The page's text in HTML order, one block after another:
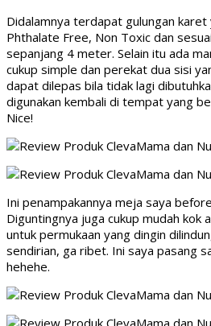
Didalamnya terdapat gulungan karet
Phthalate Free, Non Toxic dan
sepanjang 4 meter. Selain itu ada
cukup simple dan perekat dua sisi
dapat dilepas bila tidak lagi
digunakan kembali di tempat yang
Nice!
Ini penampakannya meja saya
Diguntingnya juga cukup mudah kok
untuk permukaan yang dingin
sendirian, ga ribet. Ini saya pasang
hehehe.